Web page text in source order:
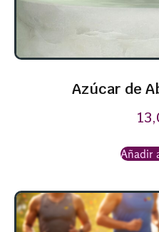
Azúcar de
Añadir